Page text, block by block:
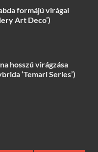
formájú virágai
Art Deco’)
hosszú virágzása
‘Temari Series’)